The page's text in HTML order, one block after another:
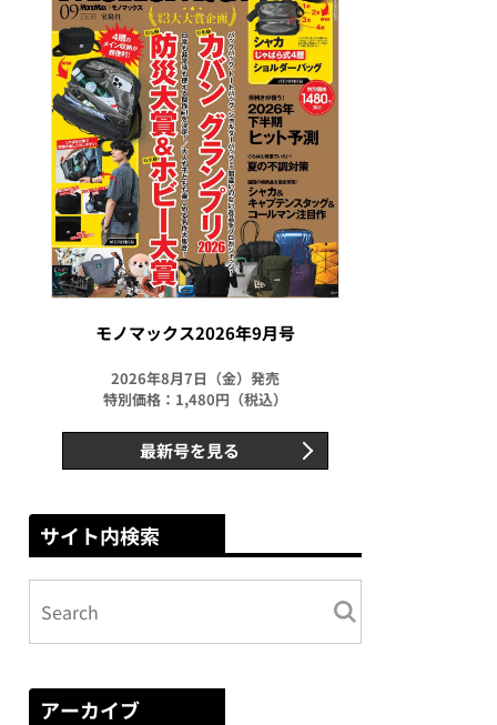
モノマックス2026年9月号
2026年8月7日（金）発売
特別価格：1,480円（税込）
最新号を見る
サイト内検索
アーカイブ